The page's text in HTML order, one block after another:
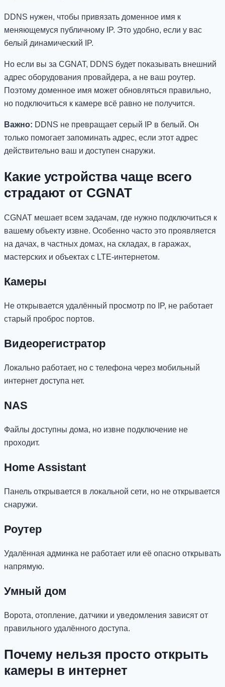
DDNS нужен, чтобы привязать доменное имя к
меняющемуся публичному IP. Это удобно, если у вас
белый динамический IP.
Но если вы за CGNAT, DDNS будет показывать внешний
адрес оборудования провайдера, а не ваш роутер.
Поэтому доменное имя может обновляться правильно,
но подключиться к камере всё равно не получится.
Важно: DDNS не превращает серый IP в белый. Он
только помогает запоминать адрес, если этот адрес
действительно ваш и доступен снаружи.
Какие устройства чаще всего
страдают от CGNAT
CGNAT мешает всем задачам, где нужно подключиться к
вашему объекту извне. Особенно часто это проявляется
на дачах, в частных домах, на складах, в гаражах,
мастерских и объектах с LTE-интернетом.
Камеры
Не открывается удалённый просмотр по IP, не работает
старый проброс портов.
Видеорегистратор
Локально работает, но с телефона через мобильный
интернет доступа нет.
NAS
Файлы доступны дома, но извне подключение не
проходит.
Home Assistant
Панель открывается в локальной сети, но не открывается
снаружи.
Роутер
Удалённая админка не работает или её опасно открывать
напрямую.
Умный дом
Ворота, отопление, датчики и уведомления зависят от
правильного удалённого доступа.
Почему нельзя просто открыть
камеры в интернет